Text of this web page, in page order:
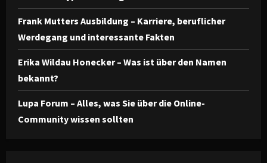
Frank Mutters Ausbildung – Karriere, beruflicher
Werdegang und interessante Fakten
Erika Wildau Honecker – Was ist über den Namen
bekannt?
Lupa Forum – Alles, was Sie über die Online-
Community wissen sollten